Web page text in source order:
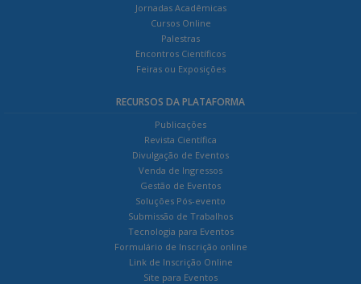
Jornadas Acadêmicas
Cursos Online
Palestras
Encontros Científicos
Feiras ou Exposições
RECURSOS DA PLATAFORMA
Publicações
Revista Científica
Divulgação de Eventos
Venda de Ingressos
Gestão de Eventos
Soluções Pós-evento
Submissão de Trabalhos
Tecnologia para Eventos
Formulário de Inscrição online
Link de Inscrição Online
Site para Eventos